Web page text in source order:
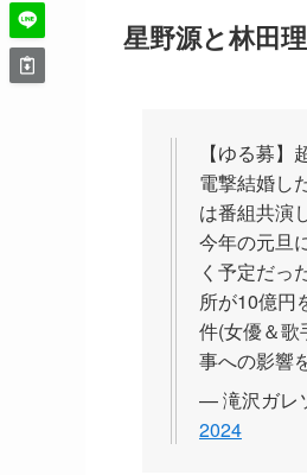
星野源と林田
【ゆる募
電撃結婚し
は番組共演
今年の元旦
く予定だっ
所が10億円
件(女優＆歌
事への影響
— 滝沢ガレ
2024